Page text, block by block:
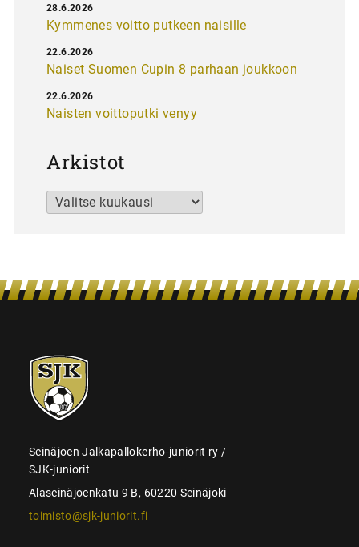
Kymmenes voitto putkeen naisille
28.6.2026
Naiset Suomen Cupin 8 parhaan joukkoon
22.6.2026
Naisten voittoputki venyy
22.6.2026
Arkistot
Arkistot
SJK-
juniorit
Seinäjoen Jalkapallokerho-juniorit ry /
SJK-juniorit
Alaseinäjoenkatu 9 B, 60220 Seinäjoki
toimisto@sjk-juniorit.fi